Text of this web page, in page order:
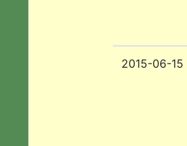
2015-06-15